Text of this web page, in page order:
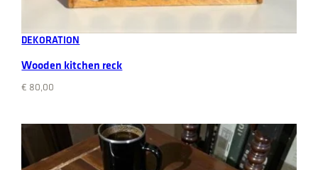
DEKORATION
Wooden kitchen reck
€ 80,00